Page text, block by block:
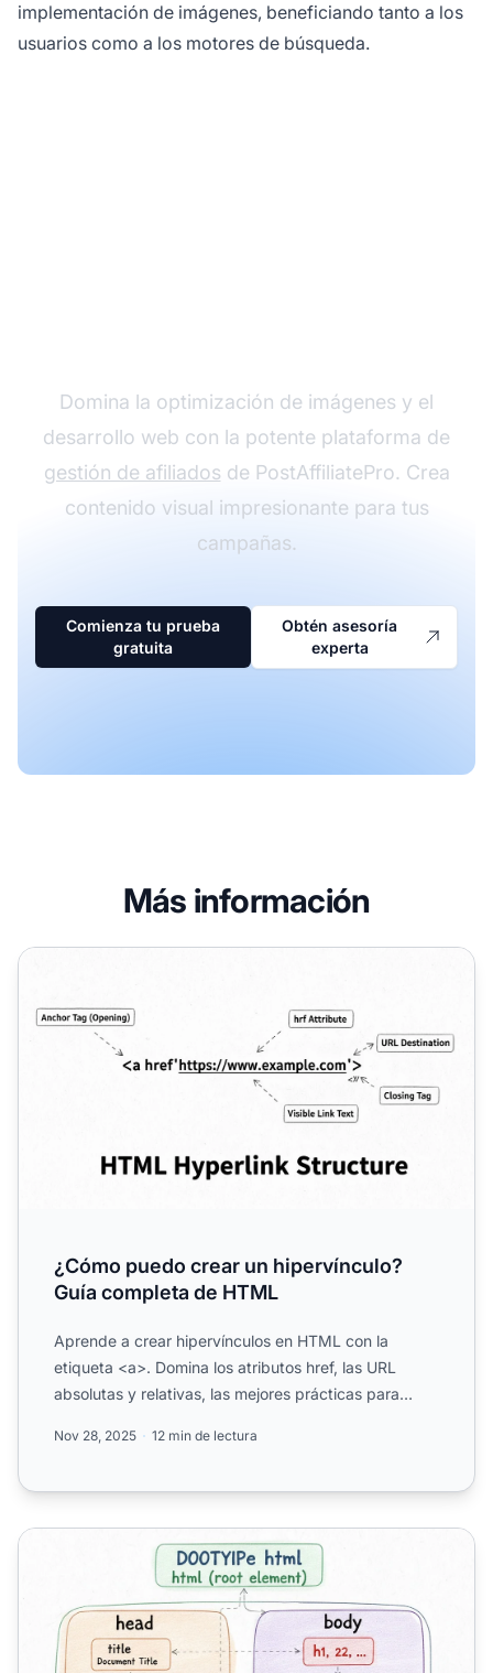
implementación de imágenes, beneficiando tanto a los
usuarios como a los motores de búsqueda.
Domina la optimización de imágenes y el
desarrollo web con la potente plataforma de
gestión de afiliados de PostAffiliatePro. Crea
contenido visual impresionante para tus
campañas.
Comienza tu prueba
gratuita
Obtén asesoría
experta
Más información
¿Cómo puedo crear un hipervínculo? Guía completa de
¿Cómo puedo crear un hipervínculo?
Guía completa de HTML
Aprende a crear hipervínculos en HTML con la
etiqueta <a>. Domina los atributos href, las URL
absolutas y relativas, las mejores prácticas para
Nov 28, 2025 12 min de lectura
¿Qué es HTML y por qué es importante?